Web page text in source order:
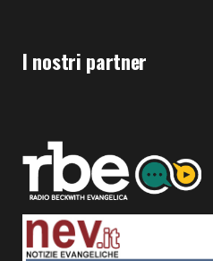
I nostri partner